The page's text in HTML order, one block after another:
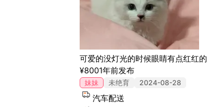
可爱的没灯光的时候眼睛有点红红的
¥8001年前发布
妹妹 未绝育 2024-08-28
汽车配送